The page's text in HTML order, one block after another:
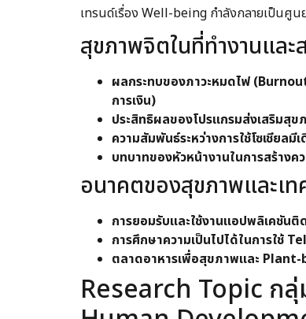
เทรนด์เรื่อง Well-being กำลังกลายเป็นศู
สุขภาพจิตในที่ทำงานแล
ผลกระทบของภาวะหมดไฟ
การเงิน)
ประสิทธิผลของโปรแกรมส่งเสริมสุ
ความสัมพันธ์ระหว่างการใช้โซเชีย
บทบาทของหัวหน้างานในการสร้าง
อนาคตของสุขภาพและเ
การยอมรับและใช้งานแอปพลิเคชั
การศึกษาความเป็นไปได้ในการใช้
ตลาดอาหารเพื่อสุขภาพและ Plant-
Research Topic ก